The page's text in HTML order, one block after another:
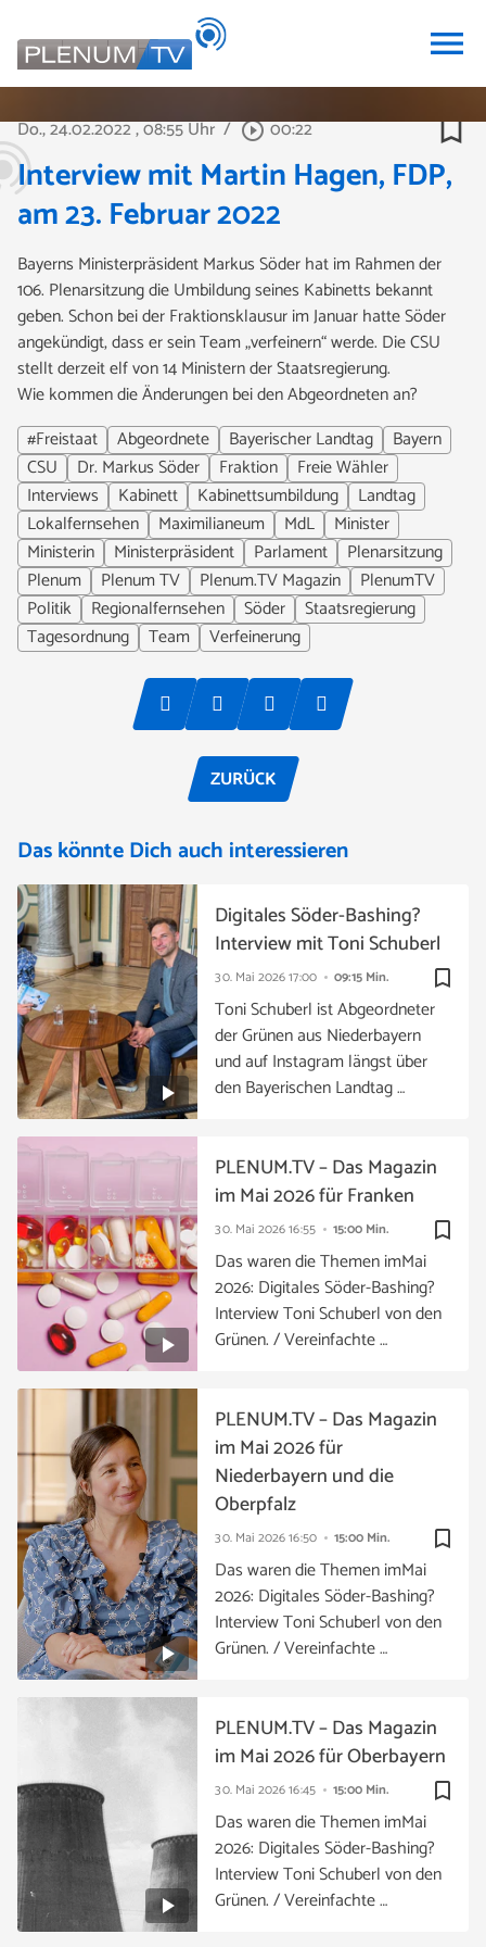
menu
Do., 24.02.2022, 08:55 Uhr / play_circle_outline00:22 bookmark_border
Interview mit Martin Hagen, FDP,
am 23. Februar 2022
Bayerns Ministerpräsident Markus Söder hat im Rahmen der
106. Plenarsitzung die Umbildung seines Kabinetts bekannt
geben. Schon bei der Fraktionsklausur im Januar hatte Söder
angekündigt, dass er sein Team „verfeinern“ werde. Die CSU
stellt derzeit elf von 14 Ministern der Staatsregierung.
Wie kommen die Änderungen bei den Abgeordneten an?
#Freistaat
Abgeordnete Bayerischer Landtag
Bayern
CSU
Dr. Markus Söder Fraktion
Freie Wähler
Interviews
Kabinett Kabinettsumbildung
Landtag
Lokalfernsehen
Maximilianeum MdL
Minister
Ministerin
Ministerpräsident Parlament
Plenarsitzung
Plenum
Plenum TV Plenum.TV Magazin
PlenumTV
Politik
Regionalfernsehen Söder
Staatsregierung
Tagesordnung
Team Verfeinerung
ZURÜCK
Das könnte Dich auch interessieren
bookmark_border
30. Mai 202617:00 09:15 Min.
Digitales Söder-Bashing?
Interview mit Toni Schuberl
Toni Schuberl ist Abgeordneter
der Grünen aus Niederbayern
und auf Instagram längst über
den Bayerischen Landtag …
bookmark_border
30. Mai 202616:55 15:00 Min.
PLENUM.TV – Das Magazin
im Mai 2026 für Franken
Das waren die Themen imMai
2026: Digitales Söder-Bashing?
Interview Toni Schuberl von den
Grünen. / Vereinfachte …
bookmark_border
30. Mai 202616:50 15:00 Min.
PLENUM.TV – Das Magazin
im Mai 2026 für
Niederbayern und die
Oberpfalz
Das waren die Themen imMai
2026: Digitales Söder-Bashing?
Interview Toni Schuberl von den
Grünen. / Vereinfachte …
bookmark_border
30. Mai 202616:45 15:00 Min.
PLENUM.TV – Das Magazin
im Mai 2026 für Oberbayern
Das waren die Themen imMai
2026: Digitales Söder-Bashing?
Interview Toni Schuberl von den
Grünen. / Vereinfachte …